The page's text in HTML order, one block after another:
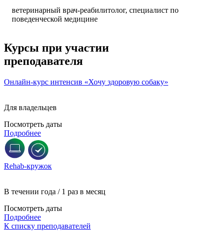
ветеринарный врач-реабилитолог, специалист по
поведенческой медицине
Курсы при участии
преподавателя
Онлайн-курс интенсив «Хочу здоровую собаку»
Для владельцев
Посмотреть даты
Подробнее
Rehab-кружок
В течении года / 1 раз в месяц
Посмотреть даты
Подробнее
К списку преподавателей